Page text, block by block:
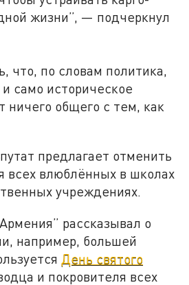
жизни”, — подчеркнул
что, по словам политика,
само историческое
ничего общего с тем, как
предлагает отменить
всех влюблённых в школах
учреждениях.
рассказывал о
например, большей
День святого
и покровителя всех